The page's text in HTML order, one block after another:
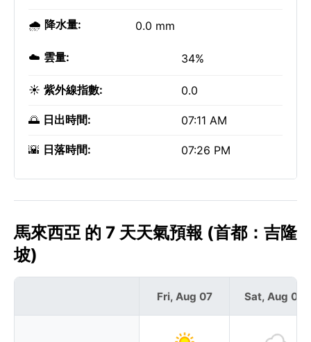
🌧️ 降水量: 0.0 mm
☁️ 雲量: 34%
☀️ 紫外線指數: 0.0
🌅 日出時間: 07:11 AM
🌇 日落時間: 07:26 PM
馬來西亞 的 7 天天氣預報 (首都：吉隆
坡)
Fri, Aug 07 Sat, Aug 08